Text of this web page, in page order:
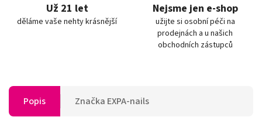
Už 21 let
děláme vaše nehty krásnější
Nejsme jen e-shop
užijte si osobní péči na
prodejnách a u našich
obchodních zástupců
Popis Značka EXPA-nails